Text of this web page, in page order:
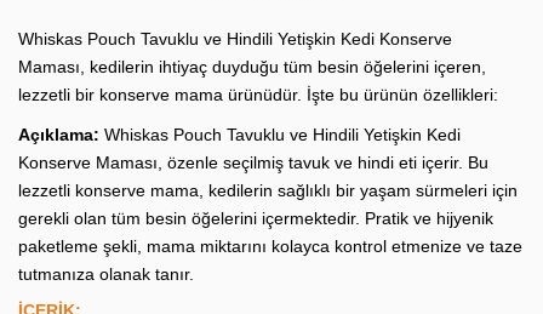
Whiskas Pouch Tavuklu ve Hindili Yetişkin Kedi Konserve
Maması
kedilerin ihtiyaç duyduğu tüm besin öğelerini içeren,
lezzetli bir konserve mama ürünüdür. İşte bu ürünün özellikleri:
Açıklama: Whiskas Pouch Tavuklu ve Hindili Yetişkin Kedi
Konserve Maması, özenle seçilmiş tavuk ve hindi eti içerir. Bu
lezzetli konserve mama, kedilerin sağlıklı bir yaşam sürmeleri için
gerekli olan tüm besin öğelerini içermektedir. Pratik ve hijyenik
paketleme şekli, mama miktarını kolayca kontrol etmenize ve taze
tutmanıza olanak tanır.